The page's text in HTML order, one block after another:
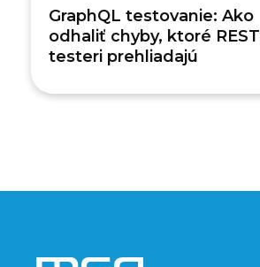
GraphQL testovanie: Ako
odhaliť chyby, ktoré REST
testeri prehliadajú